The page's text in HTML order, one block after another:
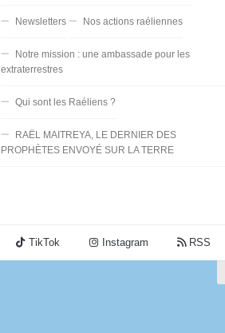
Newsletters Nos actions raéliennes
Notre mission : une ambassade pour les
extraterrestres
Qui sont les Raéliens ?
RAËL MAITREYA, LE DERNIER DES
PROPHÈTES ENVOYÉ SUR LA TERRE
TikTok Instagram RSS